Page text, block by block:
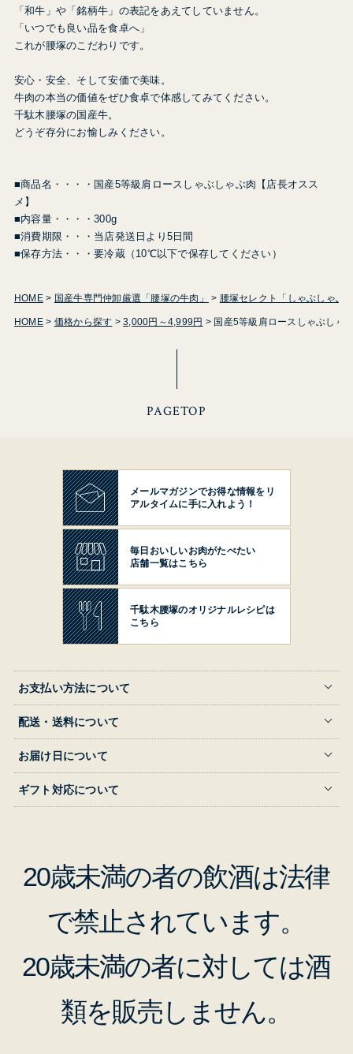
「和牛」や「銘柄牛」の表記をあえてしていません。
「いつでも良い品を食卓へ」
これが腰塚のこだわりです。
安心・安全、そして安価で美味。
牛肉の本当の価値をぜひ食卓で体感してみてください。
千駄木腰塚の国産牛。
どうぞ存分にお愉しみください。
■商品名・・・・国産5等級肩ロースしゃぶしゃぶ肉【店長オスス
メ】
■内容量・・・・300g
■消費期限・・・当店発送日より5日間
■保存方法・・・要冷蔵（10℃以下で保存してください）
HOME 国産牛専門仲卸厳選「腰塚の牛肉」 腰塚セレクト「しゃぶしゃぶ
HOME 価格から探す 3,000円～4,999円 国産5等級肩ロースしゃぶし
PAGETOP
メールマガジンでお得な情報を リ
アルタイムに手に入れよう！
毎日おいしいお肉がたべたい
店舗一覧はこちら
千駄木腰塚のオリジナルレシピは
こちら
お支払い方法について
配送・送料について
お届け日について
ギフト対応について
20歳未満の者の飲酒は法律
で禁止されています。
20歳未満の者に対しては酒
類を販売しません。